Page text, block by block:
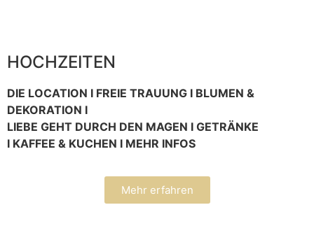
HOCHZEITEN
DIE LOCATION I FREIE TRAUUNG I BLUMEN &
DEKORATION I
LIEBE GEHT DURCH DEN MAGEN I GETRÄNKE
I KAFFEE & KUCHEN I MEHR INFOS
Mehr erfahren